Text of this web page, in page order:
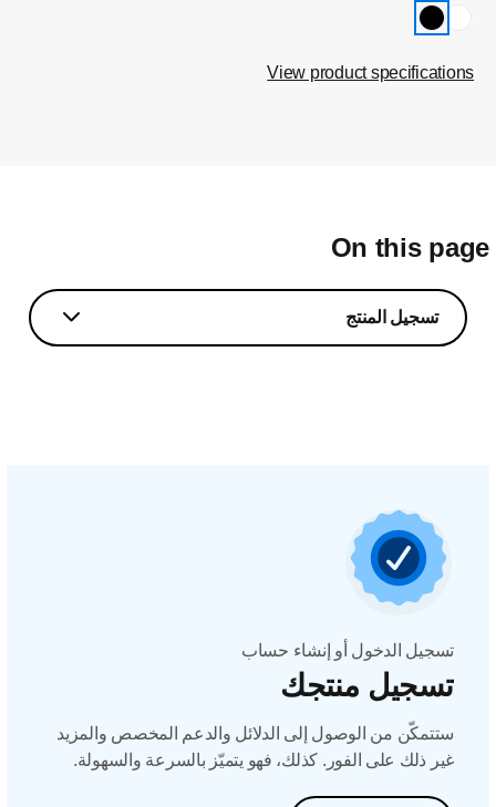
View product specifications
On this
تسجيل المنتج
تسجيل الدخول أو إنشاء حساب
تسجيل منتجك
ستتمكّن من الوصول إلى الدلائل والدعم المخصص والمزيد
غير ذلك على الفور. كذلك، فهو يتميّز بالسرعة والسهولة.